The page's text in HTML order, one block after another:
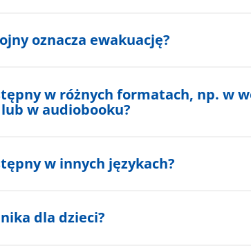
oznacza ewakuację?
w różnych formatach, np. w
w audiobooku?
w innych językach?
dla dzieci?